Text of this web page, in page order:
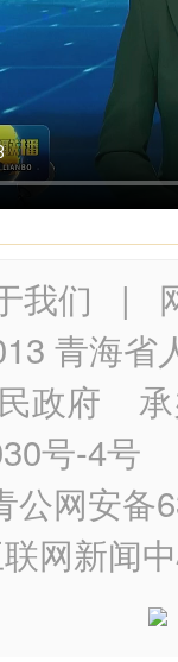
我们 |
青海省
政府 承
号-4号
公网安备
网新闻